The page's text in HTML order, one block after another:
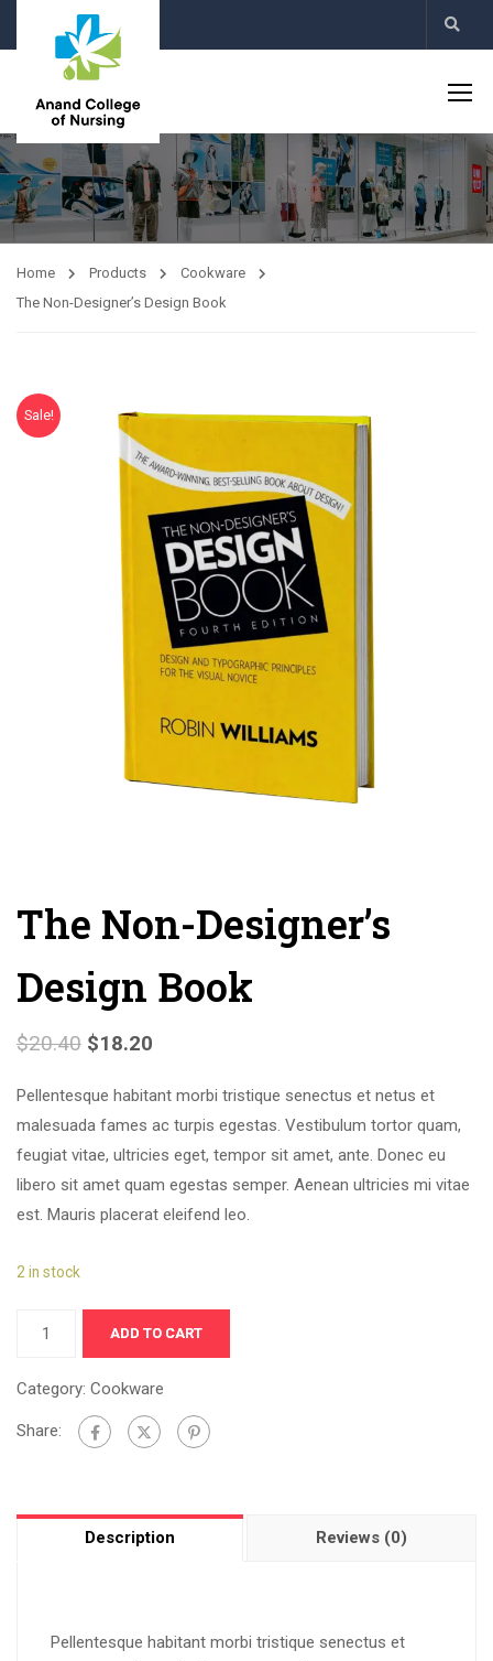
Home Products
Cookware
The Non-Designer’s Design Book
Sale!
The Non-Designer’s
Design Book
$20.40 $18.20
Pellentesque habitant morbi tristique senectus et netus et
malesuada fames ac turpis egestas. Vestibulum tortor quam,
feugiat vitae, ultricies eget, tempor sit amet, ante. Donec eu
libero sit amet quam egestas semper. Aenean ultricies mi vitae
est. Mauris placerat eleifend leo.
2 in stock
ADD TO CART
Category: Cookware
Share:
Description Reviews (0)
Pellentesque habitant morbi tristique senectus et